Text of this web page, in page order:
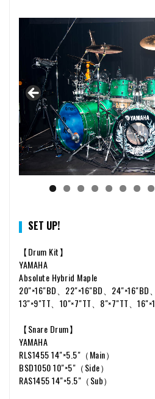
SET UP!
【Drum Kit】
YAMAHA
Absolute Hybrid Maple
20"×16"BD、22"×16"BD、24"×16"BD
13"×9"TT、10"×7"TT、8"×7"TT、
【Snare Drum】
YAMAHA
RLS1455 14"×5.5"（Main）
BSD1050 10"×5"（Side）
RAS1455 14"×5.5"（Sub）